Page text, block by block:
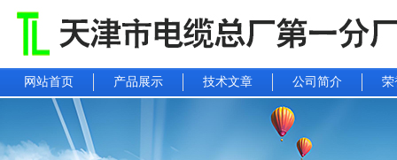
网站首页 产品展示 技术文章 公司简介 荣